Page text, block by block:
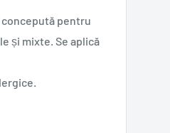
pentru
și mixte. Se aplică